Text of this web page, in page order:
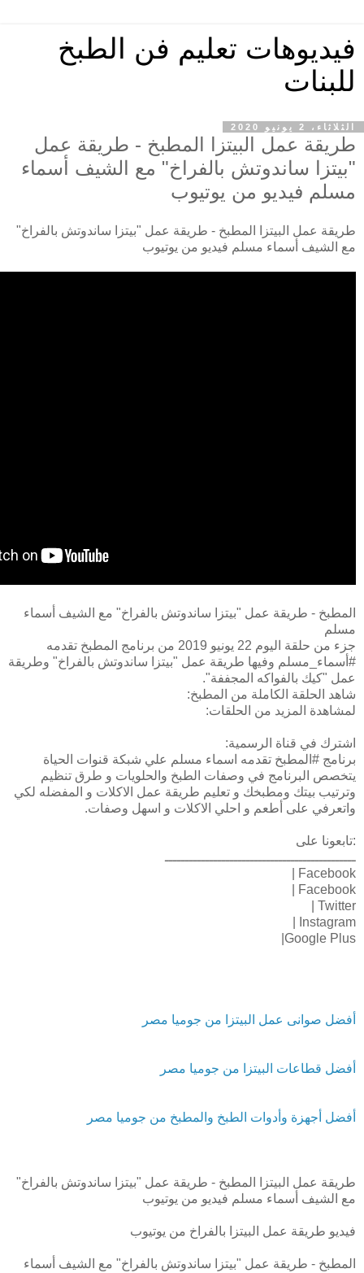
فيديوهات تعليم فن الطبخ
للبنات
الثلاثاء، 2 يونيو 2020
طريقة عمل البيتزا المطبخ - طريقة عمل
"بيتزا ساندوتش بالفراخ" مع الشيف أسماء
مسلم فيديو من يوتيوب
طريقة عمل البيتزا المطبخ - طريقة عمل "بيتزا ساندوتش بالفراخ"
مع الشيف أسماء مسلم فيديو من يوتيوب
المطبخ - طريقة عمل "بيتزا ساندوتش بالفراخ" مع الشيف أسماء
مسلم
جزء من حلقة اليوم 22 يونيو 2019 من برنامج المطبخ تقدمه
#أسماء_مسلم وفيها طريقة عمل "بيتزا ساندوتش بالفراخ" وطريقة
عمل "كيك بالفواكه المجففة".
شاهد الحلقة الكاملة من المطبخ:
لمشاهدة المزيد من الحلقات:
اشترك في قناة الرسمية:
برنامج #المطبخ تقدمه اسماء مسلم علي شبكة قنوات الحياة
يتخصص البرنامج في وصفات الطبخ والحلويات و طرق تنظيم
وترتيب بيتك ومطبخك و تعليم طريقة عمل الاكلات و المفضله لكي
واتعرفي على أطعم و احلي الاكلات و اسهل وصفات.
:تابعونا على
ـــــــــــــــــــــــــــــــــــــــــــــــ
Facebook |
Facebook |
Twitter |
Instagram |
Google Plus|
أفضل صوانى عمل البيتزا من جوميا مصر
أفضل قطاعات البيتزا من جوميا مصر
أفضل أجهزة وأدوات الطبخ والمطبخ من جوميا مصر
طريقة عمل البيتزا المطبخ - طريقة عمل "بيتزا ساندوتش بالفراخ"
مع الشيف أسماء مسلم فيديو من يوتيوب
فيديو طريقة عمل البيتزا بالفراخ من يوتيوب
المطبخ - طريقة عمل "بيتزا ساندوتش بالفراخ" مع الشيف أسماء